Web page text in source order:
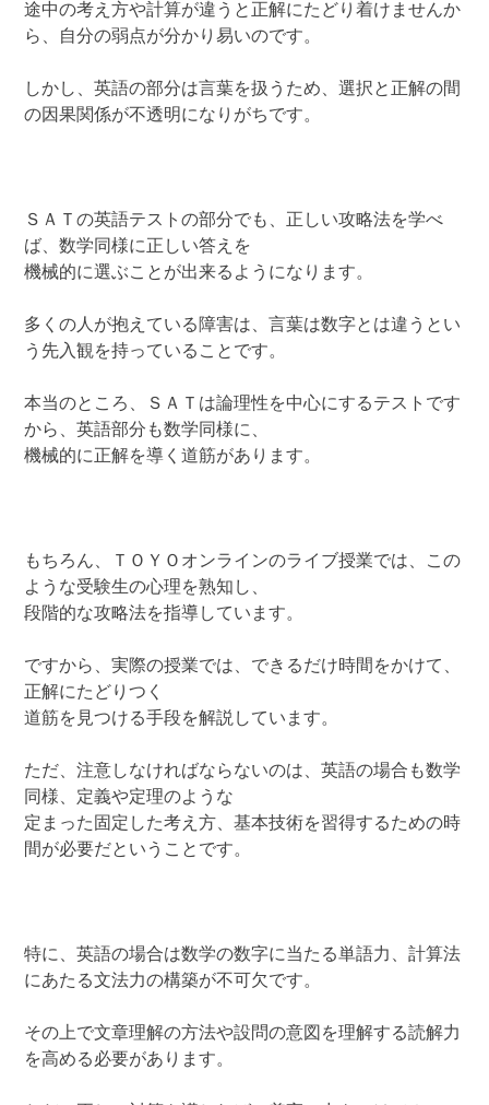
途中の考え方や計算が違うと正解にたどり着けませんか
ら、自分の弱点が分かり易いのです。
しかし、英語の部分は言葉を扱うため、選択と正解の間
の因果関係が不透明になりがちです。
ＳＡＴの英語テストの部分でも、正しい攻略法を学べ
ば、数学同様に正しい答えを
機械的に選ぶことが出来るようになります。
多くの人が抱えている障害は、言葉は数字とは違うとい
う先入観を持っていることです。
本当のところ、ＳＡＴは論理性を中心にするテストです
から、英語部分も数学同様に、
機械的に正解を導く道筋があります。
もちろん、ＴＯＹＯオンラインのライブ授業では、この
ような受験生の心理を熟知し、
段階的な攻略法を指導しています。
ですから、実際の授業では、できるだけ時間をかけて、
正解にたどりつく
道筋を見つける手段を解説しています。
ただ、注意しなければならないのは、英語の場合も数学
同様、定義や定理のような
定まった固定した考え方、基本技術を習得するための時
間が必要だということです。
特に、英語の場合は数学の数字に当たる単語力、計算法
にあたる文法力の構築が不可欠です。
その上で文章理解の方法や設問の意図を理解する読解力
を高める必要があります。